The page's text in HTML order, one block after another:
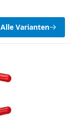
Alle Varianten